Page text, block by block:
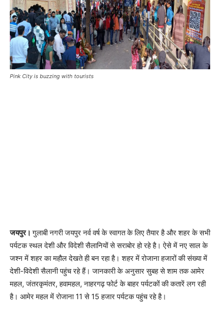
Pink City is buzzing with tourists
जयपुर।गुलाबी नगरी जयपुर नर्व वर्ष के स्वागत के लिए तैयार है और शहर के सभी
पर्यटक स्थल देशी और विदेशी सैलानियों से सराबोर हो रहे है। ऐसे में नए साल के
जश्न में शहर का महौल देखते ही बन रहा है। शहर में रोजाना हजारों की संख्या में
देशी-विदेशी सैलानी पहुंच रहे हैं। जानकारी के अनुसार सुबह से शाम तक आमेर
महल, जंतरकृमंतर, हवामहल, नाहरगढ़ फोर्ट के बाहर पर्यटकों की कतारें लग रही
है। आमेर महल में रोजाना 11 से 15 हजार पर्यटक पहुंच रहे है।